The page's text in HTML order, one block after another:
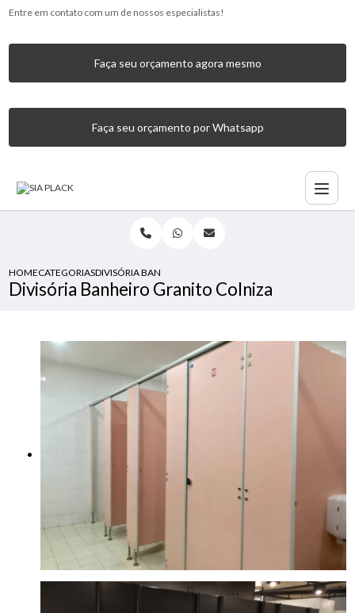
Entre em contato com um de nossos especialistas!
Faça seu orçamento agora mesmo
Faça seu orçamento por Whatsapp
HOMECATEGORIASDIVISÓRIA BANHEIRO GRANITO COLNIZA
Divisória Banheiro Granito Colniza